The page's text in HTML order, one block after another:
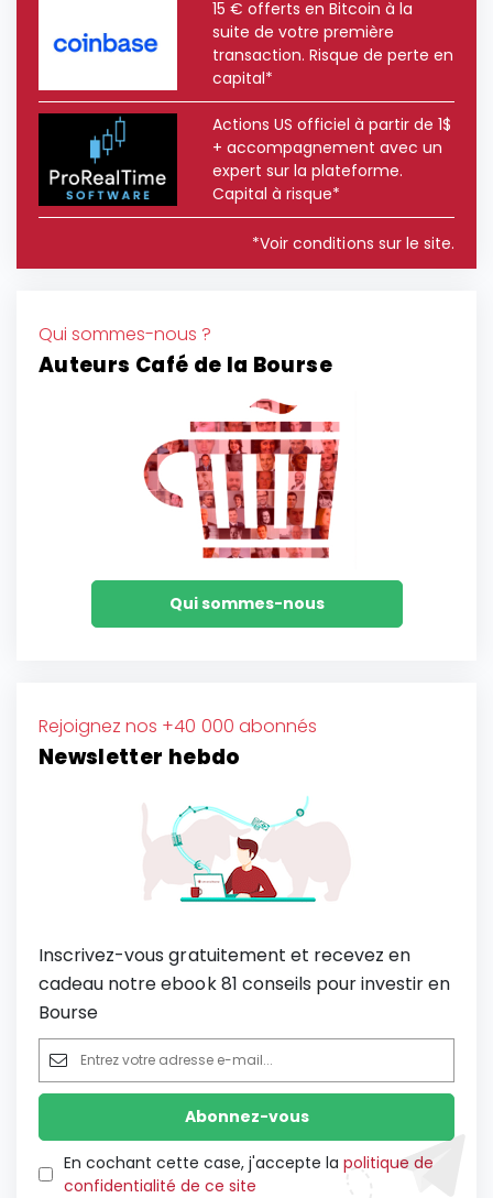
15 € offerts en Bitcoin à la
suite de votre première
transaction. Risque de perte en
capital*
Actions US officiel à partir de 1$
+ accompagnement avec un
expert sur la plateforme.
Capital à risque*
*Voir conditions sur le site.
Qui sommes-nous ?
Auteurs Café de la Bourse
Qui sommes-nous
Rejoignez nos +40 000 abonnés
Newsletter hebdo
Inscrivez-vous gratuitement et recevez en
cadeau notre ebook 81 conseils pour investir en
Bourse
En cochant cette case, j'accepte la politique de
confidentialité de ce site